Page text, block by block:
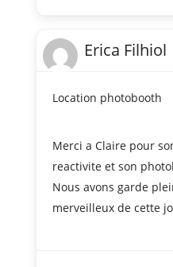
Erica Filhiol
Location photobooth
Merci a Claire pour
reactivite et son
Nous avons garde
merveilleux de cette